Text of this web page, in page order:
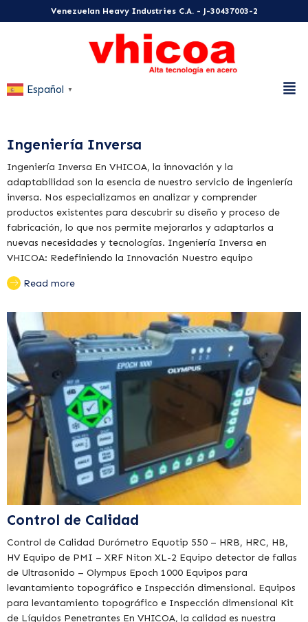
Venezuelan Heavy Industries C.A. - J-30437003-2
Español ▼
Ingeniería Inversa
Ingeniería Inversa En VHICOA, la innovación y la
adaptabilidad son la esencia de nuestro servicio de ingeniería
inversa. Nos especializamos en analizar y comprender
productos existentes para descubrir su diseño y proceso de
fabricación, lo que nos permite mejorarlos y adaptarlos a
nuevas necesidades y tecnologías. Ingeniería Inversa en
VHICOA: Redefiniendo la Innovación Nuestro equipo
Read more
Control de Calidad
Control de Calidad Durómetro Equotip 550 – HRB, HRC, HB,
HV Equipo de PMI – XRF Niton XL-2 Equipo detector de fallas
de Ultrasonido – Olympus Epoch 1000 Equipos para
levantamiento topográfico e Inspección dimensional. Equipos
para levantamiento topográfico e Inspección dimensional Kit
de Líquidos Penetrantes En VHICOA, la calidad es nuestra